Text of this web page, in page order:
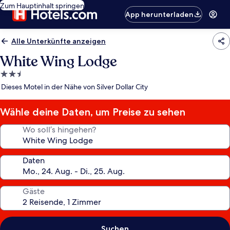
Zum Hauptinhalt springen
App herunterladen
Alle Unterkünfte anzeigen
White Wing Lodge
2.5-
Sterne-
Dieses Motel in der Nähe von Silver Dollar City
Wähle deine Daten, um Preise zu sehen
Wo soll’s hingehen?
Daten
Gäste